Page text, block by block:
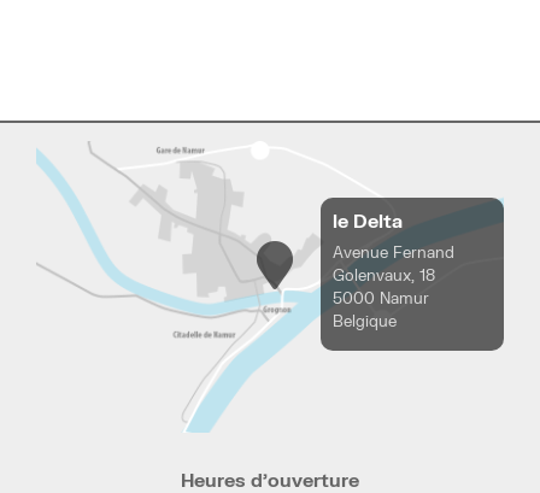
le Delta
Avenue Fernand
Golenvaux, 18
5000 Namur
Belgique
Heures d’ouverture